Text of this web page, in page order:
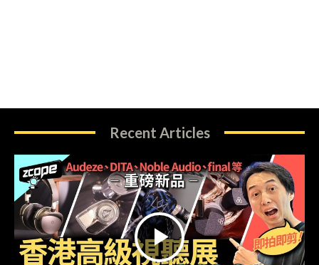
Recent Articles